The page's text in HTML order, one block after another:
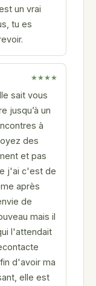
un vrai
tu es
★★★★
sait vous
jusqu’à un
à
des
et pas
j'ai c'est de
après
de
mais il
l'attendait
d'avoir ma
elle est